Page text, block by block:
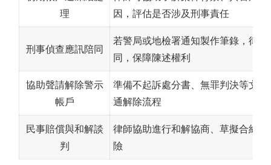
理
因，評估是否涉及刑事責任
刑事偵查應訊陪同
若警局或地檢署通知製作筆錄，律師
同，保障陳述權利
協助聲請解除警示
帳戶
準備不起訴處分書、無罪判決等文
通解除流程
民事賠償與和解談
判
律師協助進行和解協商、草擬合約
險